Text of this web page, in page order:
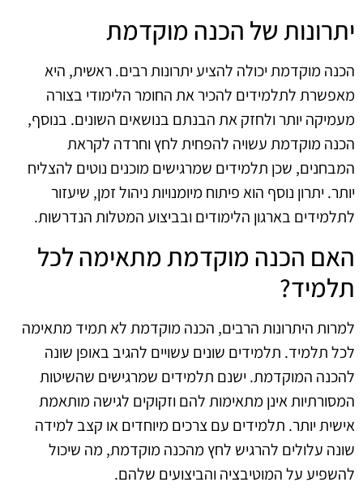
יתרונות של הכנה מוקדמת
הכנה מוקדמת יכולה להציע יתרונות רבים. ראשית, היא
מאפשרת לתלמידים להכיר את החומר הלימודי בצורה
מעמיקה יותר ולחזק את הבנתם בנושאים השונים. בנוסף,
הכנה מוקדמת עשויה להפחית לחץ וחרדה לקראת
המבחנים, שכן תלמידים שמרגישים מוכנים נוטים להצליח
יותר. יתרון נוסף הוא פיתוח מיומנויות ניהול זמן, שיעזור
לתלמידים בארגון הלימודים ובביצוע המטלות הנדרשות.
האם הכנה מוקדמת מתאימה לכל
תלמיד?
למרות היתרונות הרבים, הכנה מוקדמת לא תמיד מתאימה
לכל תלמיד. תלמידים שונים עשויים להגיב באופן שונה
להכנה המוקדמת. ישנם תלמידים שמרגישים שהשיטות
המסורתיות אינן מתאימות להם וזקוקים לגישה מותאמת
אישית יותר. תלמידים עם צרכים מיוחדים או קצב למידה
שונה עלולים להרגיש לחץ מהכנה מוקדמת, מה שיכול
להשפיע על המוטיבציה והביצועים שלהם.